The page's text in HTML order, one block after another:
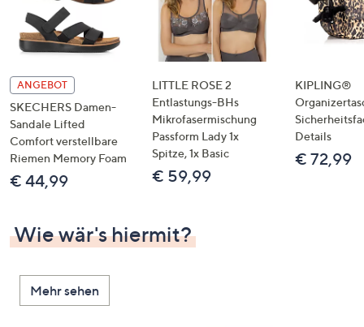
Touch-
Geräten
links
bzw.
rechts,
um
diese
anzuzeigen.
ANGEBOT
SKECHERS Damen-
Sandale Lifted
Comfort verstellbare
Riemen Memory Foam
€ 44,99
LITTLE ROSE 2
Entlastungs-BHs
Mikrofasermischung
Passform Lady 1x
Spitze, 1x Basic
€ 59,99
KIPLING®
Details
€ 72,99
Wie wär's hiermit?
Mehr sehen